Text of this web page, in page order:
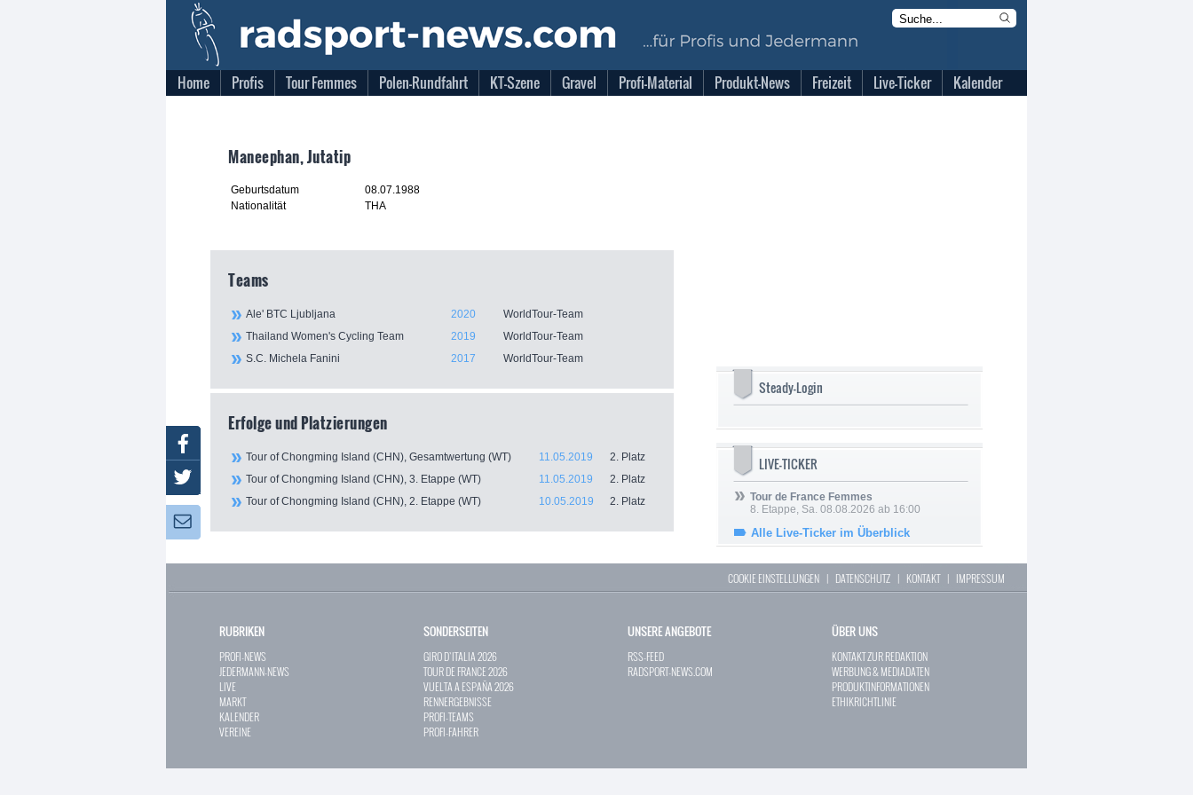
Home Profis Tour Femmes Polen-Rundfahrt KT-Szene Gravel Profi-Material Produkt-News Freizeit Live-Ticker Kalender
Maneephan, Jutatip
Geburtsdatum
08.07.1988
Nationalität
THA
Teams
Ale' BTC Ljubljana 2020
WorldTour-Team
Thailand Women's Cycling Team
2019
WorldTour-Team
S.C. Michela Fanini
2017 WorldTour-Team
Erfolge und Platzierungen
Tour of Chongming Island (CHN), Gesamtwertung (WT) 2. Platz
11.05.2019
Tour of Chongming Island (CHN), 3. Etappe (WT)
2. Platz
11.05.2019
Tour of Chongming Island (CHN), 2. Etappe (WT)
2. Platz
10.05.2019
Steady-Login
LIVE-TICKER
Tour de France Femmes
8. Etappe, Sa. 08.08.2026 ab 16:00
Alle Live-Ticker im Überblick
Twitter
COOKIE EINSTELLUNGEN | DATENSCHUTZ | KONTAKT| IMPRESSUM
RUBRIKEN
PROFI-NEWS
JEDERMANN-NEWS
LIVE
MARKT
KALENDER
VEREINE
SONDERSEITEN
GIRO D`ITALIA 2026
TOUR DE FRANCE 2026
VUELTA A ESPAÑA 2026
RENNERGEBNISSE
PROFI-TEAMS
PROFI-FAHRER
UNSERE ANGEBOTE
RSS-FEED
RADSPORT-NEWS.COM
ÜBER UNS
KONTAKT ZUR REDAKTION
WERBUNG & MEDIADATEN
PRODUKTINFORMATIONEN
ETHIKRICHTLINIE